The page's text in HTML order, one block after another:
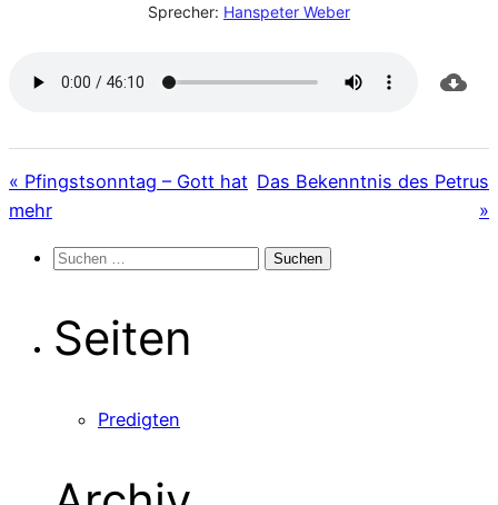
Sprecher: Hanspeter Weber
« Pfingstsonntag – Gott hat
mehr
Das Bekenntnis des Petrus
»
Suchen
Seiten
Predigten